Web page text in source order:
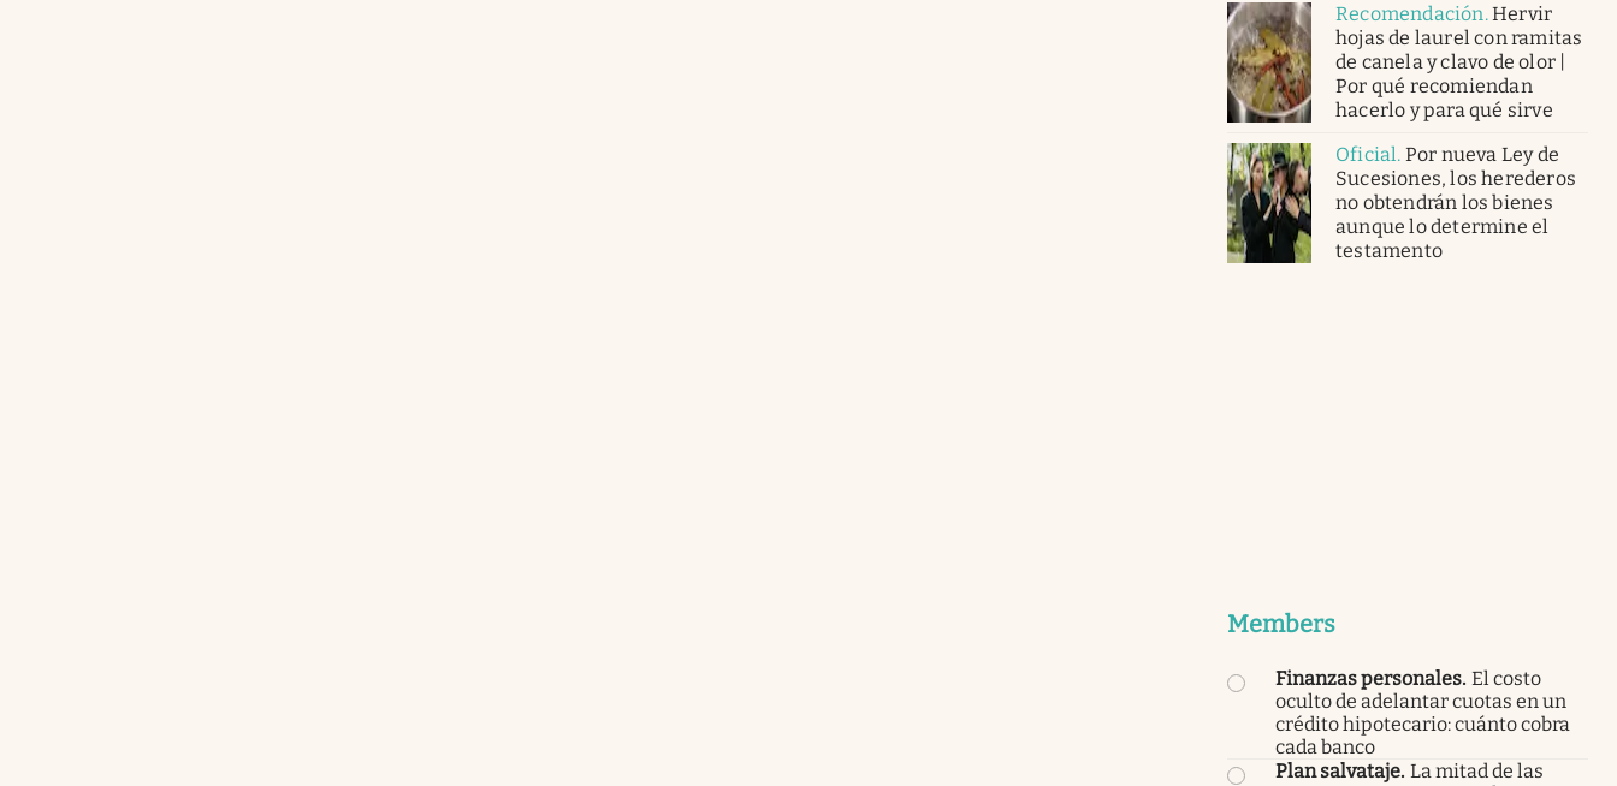
Recomendación.Hervir
hojas de laurel con ramitas
de canela y clavo de olor |
Por qué recomiendan
hacerlo y para qué sirve
Oficial. Por nueva Ley de
Sucesiones, los herederos
no obtendrán los bienes
aunque lo determine el
testamento
Members
Finanzas personales. El costo
oculto de adelantar cuotas en un
crédito hipotecario: cuánto cobra
cada banco
Plan salvataje. La mitad de las